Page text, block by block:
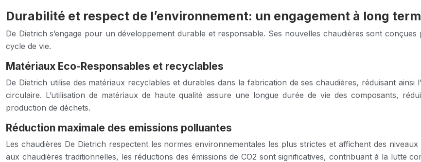
Durabilité et respect de l’environnement: un engagement à long
De Dietrich s’engage pour un développement durable et responsable. Ses nouvelles chaudières sont
cycle de vie.
Matériaux Eco-Responsables et recyclables
De Dietrich utilise des matériaux recyclables et durables dans la fabrication de ses chaudières, réduisant ainsi
circulaire. L’utilisation de matériaux de haute qualité assure une longue durée de vie des composants,
production de déchets.
Réduction maximale des emissions polluantes
Les chaudières De Dietrich respectent les normes environnementales les plus strictes et affichent des niveaux
aux chaudières traditionnelles, les réductions des émissions de CO2 sont significatives, contribuant à la lutte